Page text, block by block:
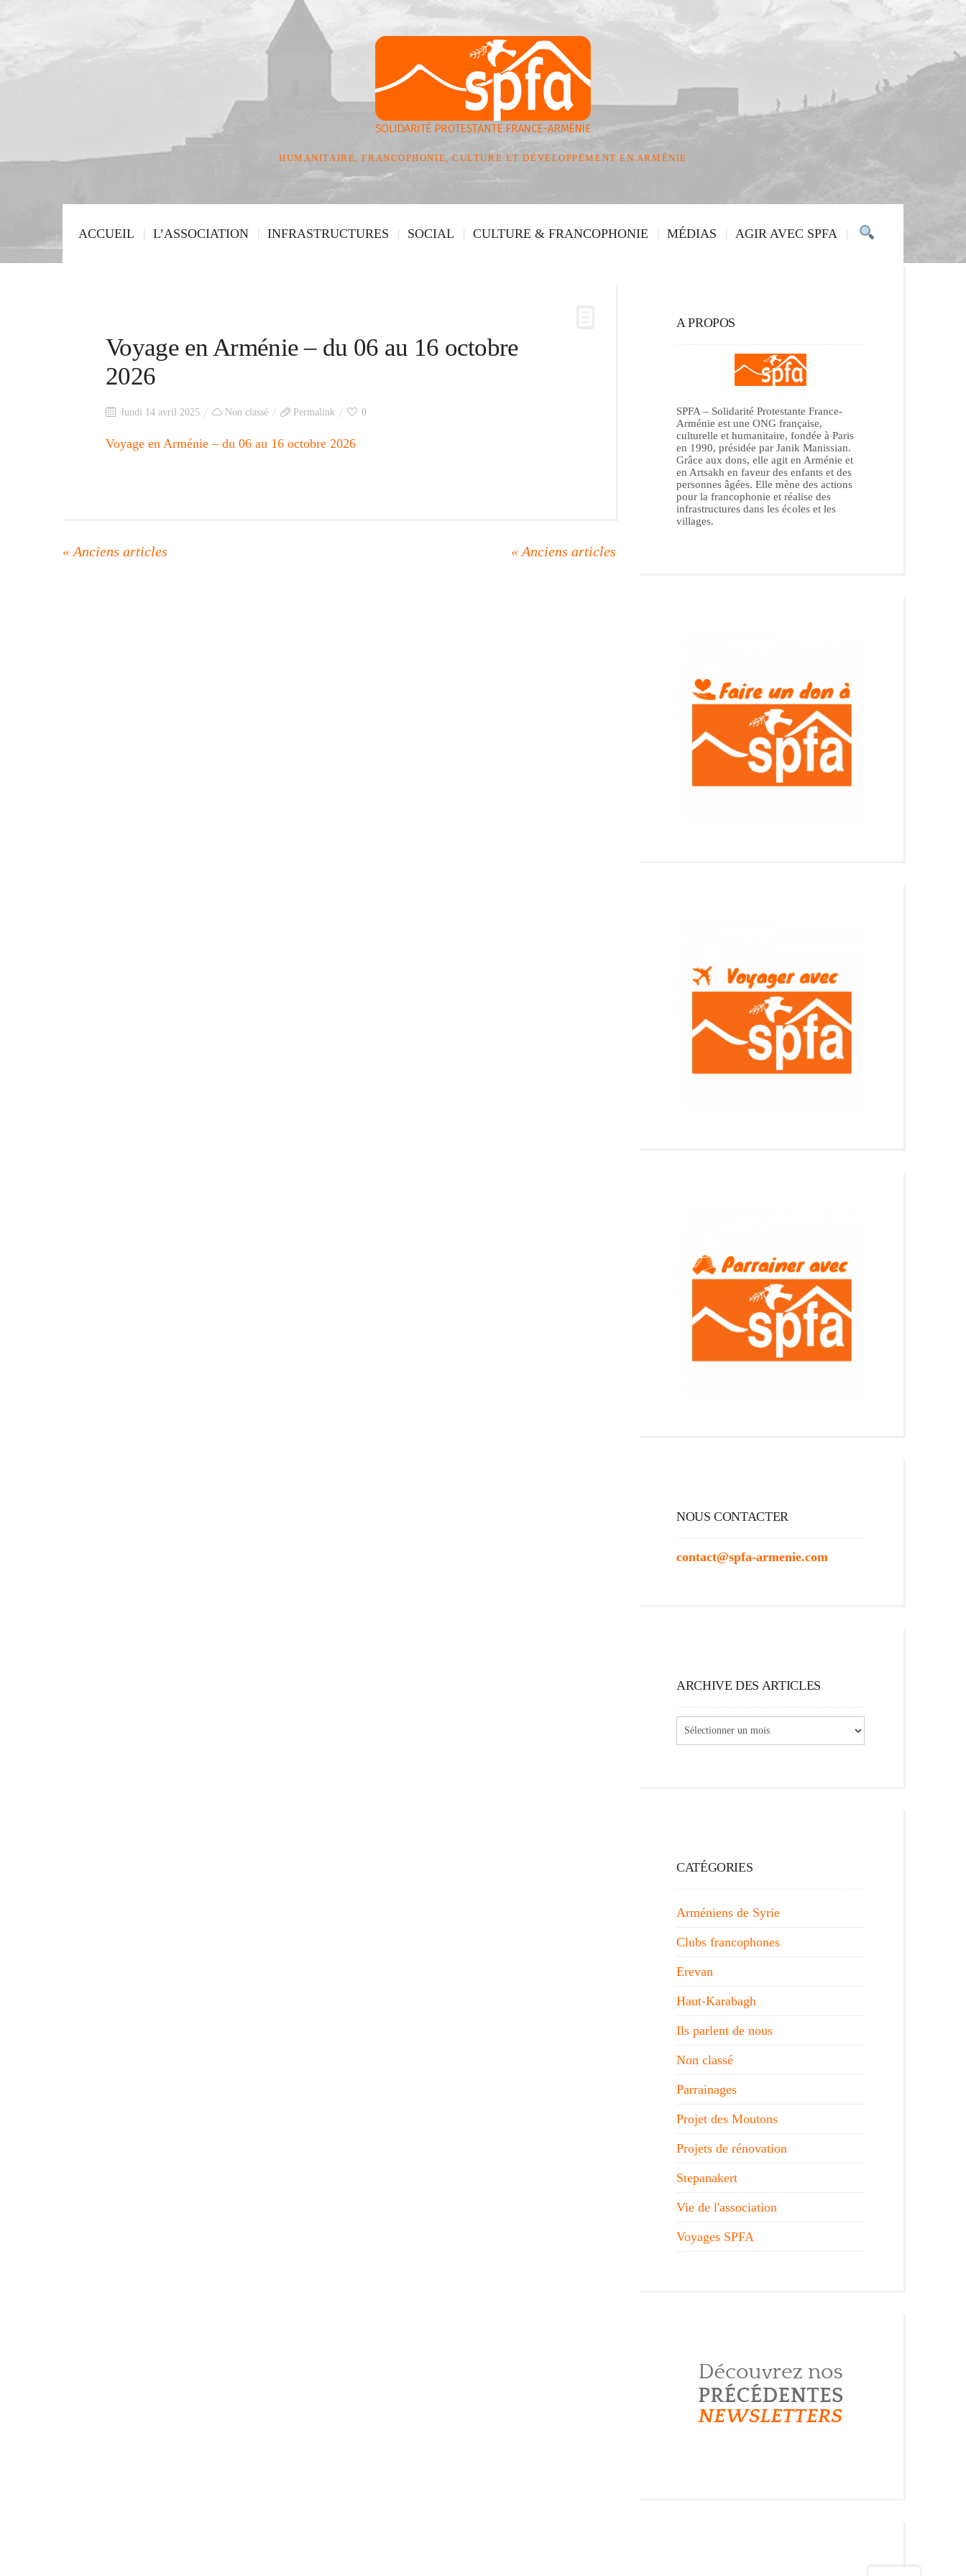
HUMANITAIRE, FRANCOPHONIE, CULTURE ET DÉVELOPPEMENT EN ARMÉNIE
ACCUEIL L’ASSOCIATION INFRASTRUCTURES SOCIAL CULTURE & FRANCOPHONIE MÉDIAS AGIR AVEC SPFA
Voyage en Arménie – du 06 au 16 octobre
2026
lundi 14 avril 2025 Non classé Permalink 0
Voyage en Arménie – du 06 au 16 octobre 2026
A PROPOS
SPFA – Solidarité Protestante France-
Arménie est une ONG française,
culturelle et humanitaire, fondée à Paris
en 1990, présidée par Janik Manissian.
Grâce aux dons, elle agit en Arménie et
en Artsakh en faveur des enfants et des
personnes âgées. Elle mène des actions
pour la francophonie et réalise des
infrastructures dans les écoles et les
villages.
NOUS CONTACTER
contact@spfa-armenie.com
ARCHIVE DES ARTICLES
des
CATÉGORIES
Arméniens de Syrie
Clubs francophones
Erevan
Haut-Karabagh
Ils parlent de nous
Non classé
Parrainages
Projet des Moutons
Projets de rénovation
Stepanakert
Vie de l'association
Voyages SPFA